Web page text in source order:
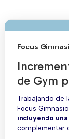
Focus
de Gym
Trabajando de
Focus
incluyendo
complementar